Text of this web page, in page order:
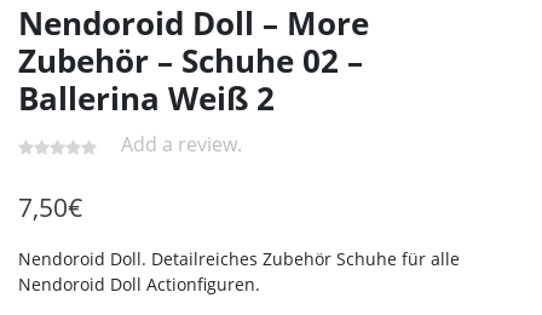
Nendoroid Doll – More
Zubehör – Schuhe 02 –
Ballerina Weiß 2
Add a review.
7,50€
Nendoroid Doll. Detailreiches Zubehör Schuhe für alle
Nendoroid Doll Actionfiguren.